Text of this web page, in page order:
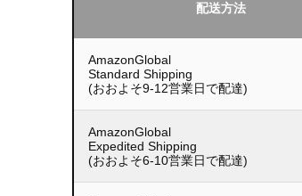
配送方法
AmazonGlobal
Standard Shipping
(おおよそ9-12営業日で配達)
AmazonGlobal
Expedited Shipping
(おおよそ6-10営業日で配達)